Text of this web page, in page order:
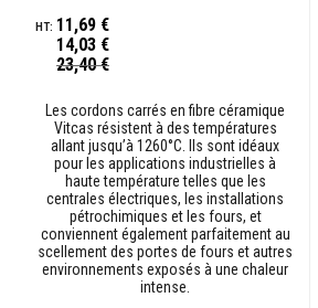
remplacement
Spécial
14,03 €
11,69 €
23,40 €
Les cordons carrés en fibre céramique
Vitcas résistent à des températures
allant jusqu’à 1260°C. Ils sont idéaux
pour les applications industrielles à
haute température telles que les
centrales électriques, les installations
pétrochimiques et les fours, et
conviennent également parfaitement au
scellement des portes de fours et autres
environnements exposés à une chaleur
intense.